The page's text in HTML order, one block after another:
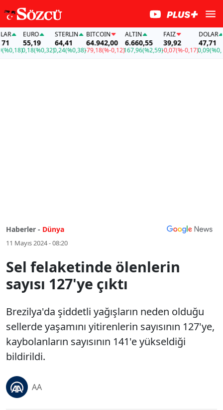
EURO
55,19
0,18(%0,32)
STERLIN
64,41
0,24(%0,38)
BITCOIN
64.942,00
-79,18(%-0,12)
ALTIN
6.660,55
167,96(%2,59)
FAİZ
39,92
-0,07(%-0,17)
DOLAR
47,71
0,09(%0,18)
Haberler - Dünya
11 Mayıs 2024 - 08:20
Sel felaketinde ölenlerin
sayısı 127'ye çıktı
Brezilya'da şiddetli yağışların neden olduğu
sellerde yaşamını yitirenlerin sayısının 127'ye,
kaybolanların sayısının 141'e yükseldiği
bildirildi.
AA